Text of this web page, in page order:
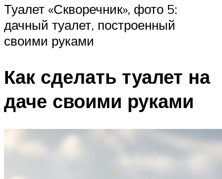
Туалет «Скворечник», фото 5:
дачный туалет, построенный
своими руками
Как сделать туалет на
даче своими руками